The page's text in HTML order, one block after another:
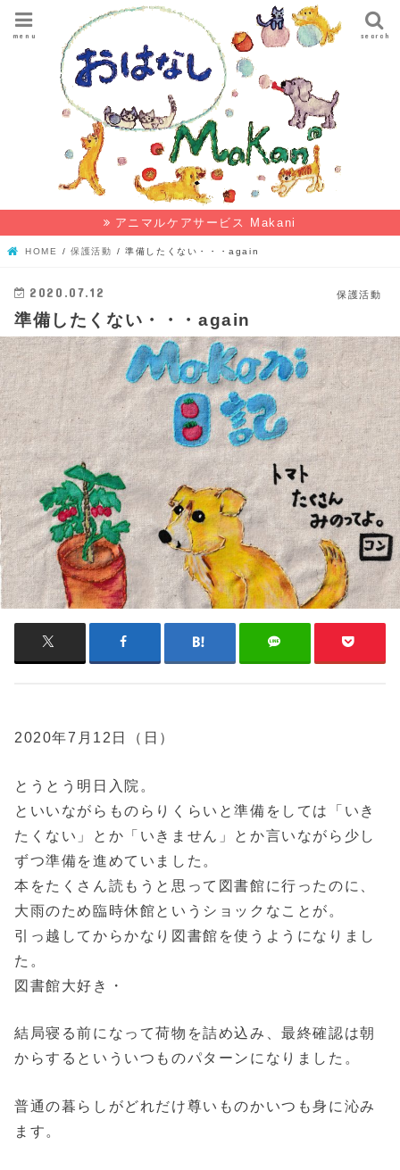
search
menu
アニマルケアサービス Makani
HOME 保護活動 準備したくない・・・again
保護活動
2020.07.12
準備したくない・・・again
2020年7月12日（日）
とうとう明日入院。
といいながらものらりくらいと準備をしては「いき
たくない」とか「いきません」とか言いながら少し
ずつ準備を進めていました。
本をたくさん読もうと思って図書館に行ったのに、
大雨のため臨時休館というショックなことが。
引っ越してからかなり図書館を使うようになりまし
た。
図書館大好き・
結局寝る前になって荷物を詰め込み、最終確認は朝
からするといういつものパターンになりました。
普通の暮らしがどれだけ尊いものかいつも身に沁み
ます。